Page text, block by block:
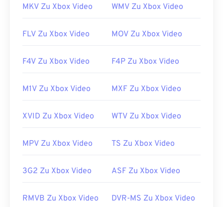
geöffnet. Kapitel, Untertitel, Metadaten-Tags oder
können über das Internet gestreamt oder auf
Manchmal erfordert das Öffnen einer MPEG-Datei
wenn die Datei ein MPEG-2-Video enthält. Laden
anderes funktioniert, versuchen Sie es mitdem
Nützliche Links:
MKV Zu Xbox Video WMV Zu Xbox Video
FLV Zu Xbox Video MOV Zu Xbox Video
F4V Zu Xbox Video F4P Zu Xbox Video
M1V Zu Xbox Video MXF Zu Xbox Video
XVID Zu Xbox Video WTV Zu Xbox Video
MPV Zu Xbox Video TS Zu Xbox Video
3G2 Zu Xbox Video ASF Zu Xbox Video
RMVB Zu Xbox Video DVR-MS Zu Xbox Video